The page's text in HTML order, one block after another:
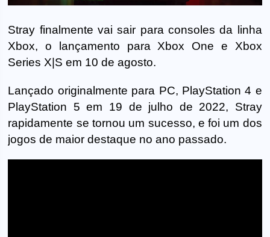
Stray finalmente vai sair para consoles da linha
Xbox, o lançamento para Xbox One e Xbox
Series X|S em 10 de agosto.
Lançado originalmente para PC, PlayStation 4 e
PlayStation 5 em 19 de julho de 2022, Stray
rapidamente se tornou um sucesso, e foi um dos
jogos de maior destaque no ano passado.